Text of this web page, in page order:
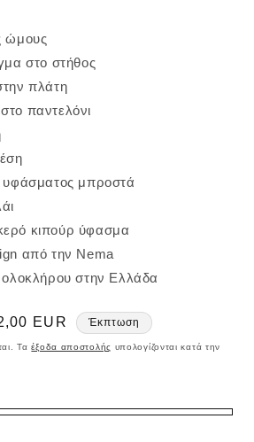
ώμους
στο στήθος
πλάτη
παντελόνι
υφάσματος μπροστά
κιπούρ ύφασμα
από την Nema
ολοκλήρου στην Ελλάδα
EUR Έκπτωση
Ταέξοδα αποστολής υπολογίζονται κατά την